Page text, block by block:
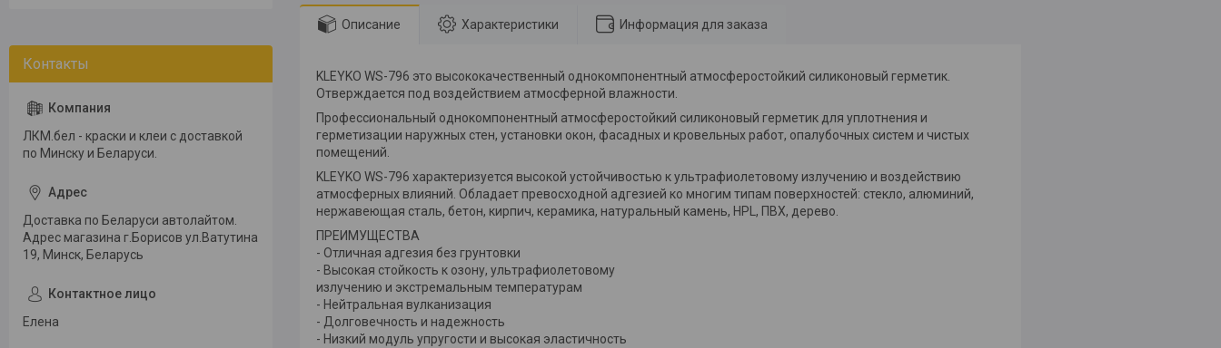
Описание Характеристики Информация для заказа
KLEYKO WS-796 это высококачественный однокомпонентный атмосферостойкий силиконовый герметик.
Отверждается под воздействием атмосферной влажности.
Профессиональный однокомпонентный атмосферостойкий силиконовый герметик для уплотнения и
герметизации наружных стен, установки окон, фасадных и кровельных работ, опалубочных систем и чистых
помещений.
KLEYKO WS-796 характеризуется высокой устойчивостью к ультрафиолетовому излучению и воздействию
атмосферных влияний. Обладает превосходной адгезией ко многим типам поверхностей: стекло, алюминий,
нержавеющая сталь, бетон, кирпич, керамика, натуральный камень, HPL, ПВХ, дерево.
ПРЕИМУЩЕСТВА
- Отличная адгезия без грунтовки
- Высокая стойкость к озону, ультрафиолетовому
излучению и экстремальным температурам
- Нейтральная вулканизация
- Долговечность и надежность
- Низкий модуль упругости и высокая эластичность
ЛКМ.бел - краски и клеи с доставкой
по Минску и Беларуси.
Доставка по Беларуси автолайтом.
Адрес магазина г.Борисов ул.Ватутина
19, Минск, Беларусь
Елена